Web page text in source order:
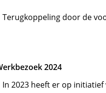
Terugkoppeling door de
2024
In 2023 heeft er op